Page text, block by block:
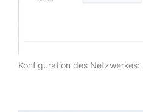
Konfiguration des Netzwerkes: